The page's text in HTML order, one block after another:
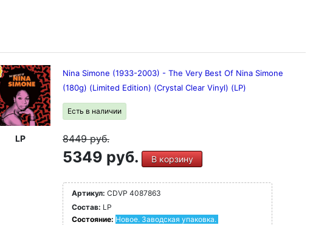
LP
Nina Simone (1933-2003) - The Very Best Of Nina Simone
(180g) (Limited Edition) (Crystal Clear Vinyl) (LP)
Есть в наличии
8449руб.
5349 руб. В корзину
Артикул: CDVP 4087863
Состав: LP
Состояние: Новое. Заводская упаковка.